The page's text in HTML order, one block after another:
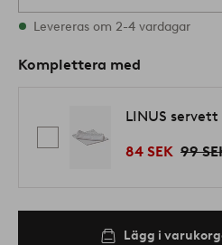
I lager
Levereras om 2-4 vardagar
Komplettera med
LINUS
84 SEK 99
Lägg i